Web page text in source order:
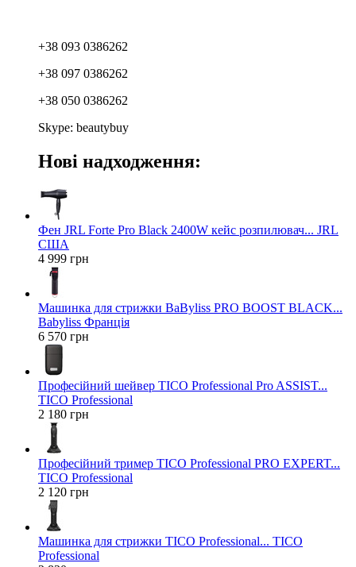
+38 093 0386262
+38 097 0386262
+38 050 0386262
Skype: beautybuy
Нові надходження:
Фен JRL Forte Pro Black 2400W кейс розпилювач... JRL
США
4 999 грн
Машинка для стрижки BaByliss PRO BOOST BLACK...
Babyliss Франція
6 570 грн
Професійний шейвер TICO Professional Pro ASSIST...
TICO Professional
2 180 грн
Професійний тример TICO Professional PRO EXPERT...
TICO Professional
2 120 грн
Машинка для стрижки TICO Professional... TICO
Professional